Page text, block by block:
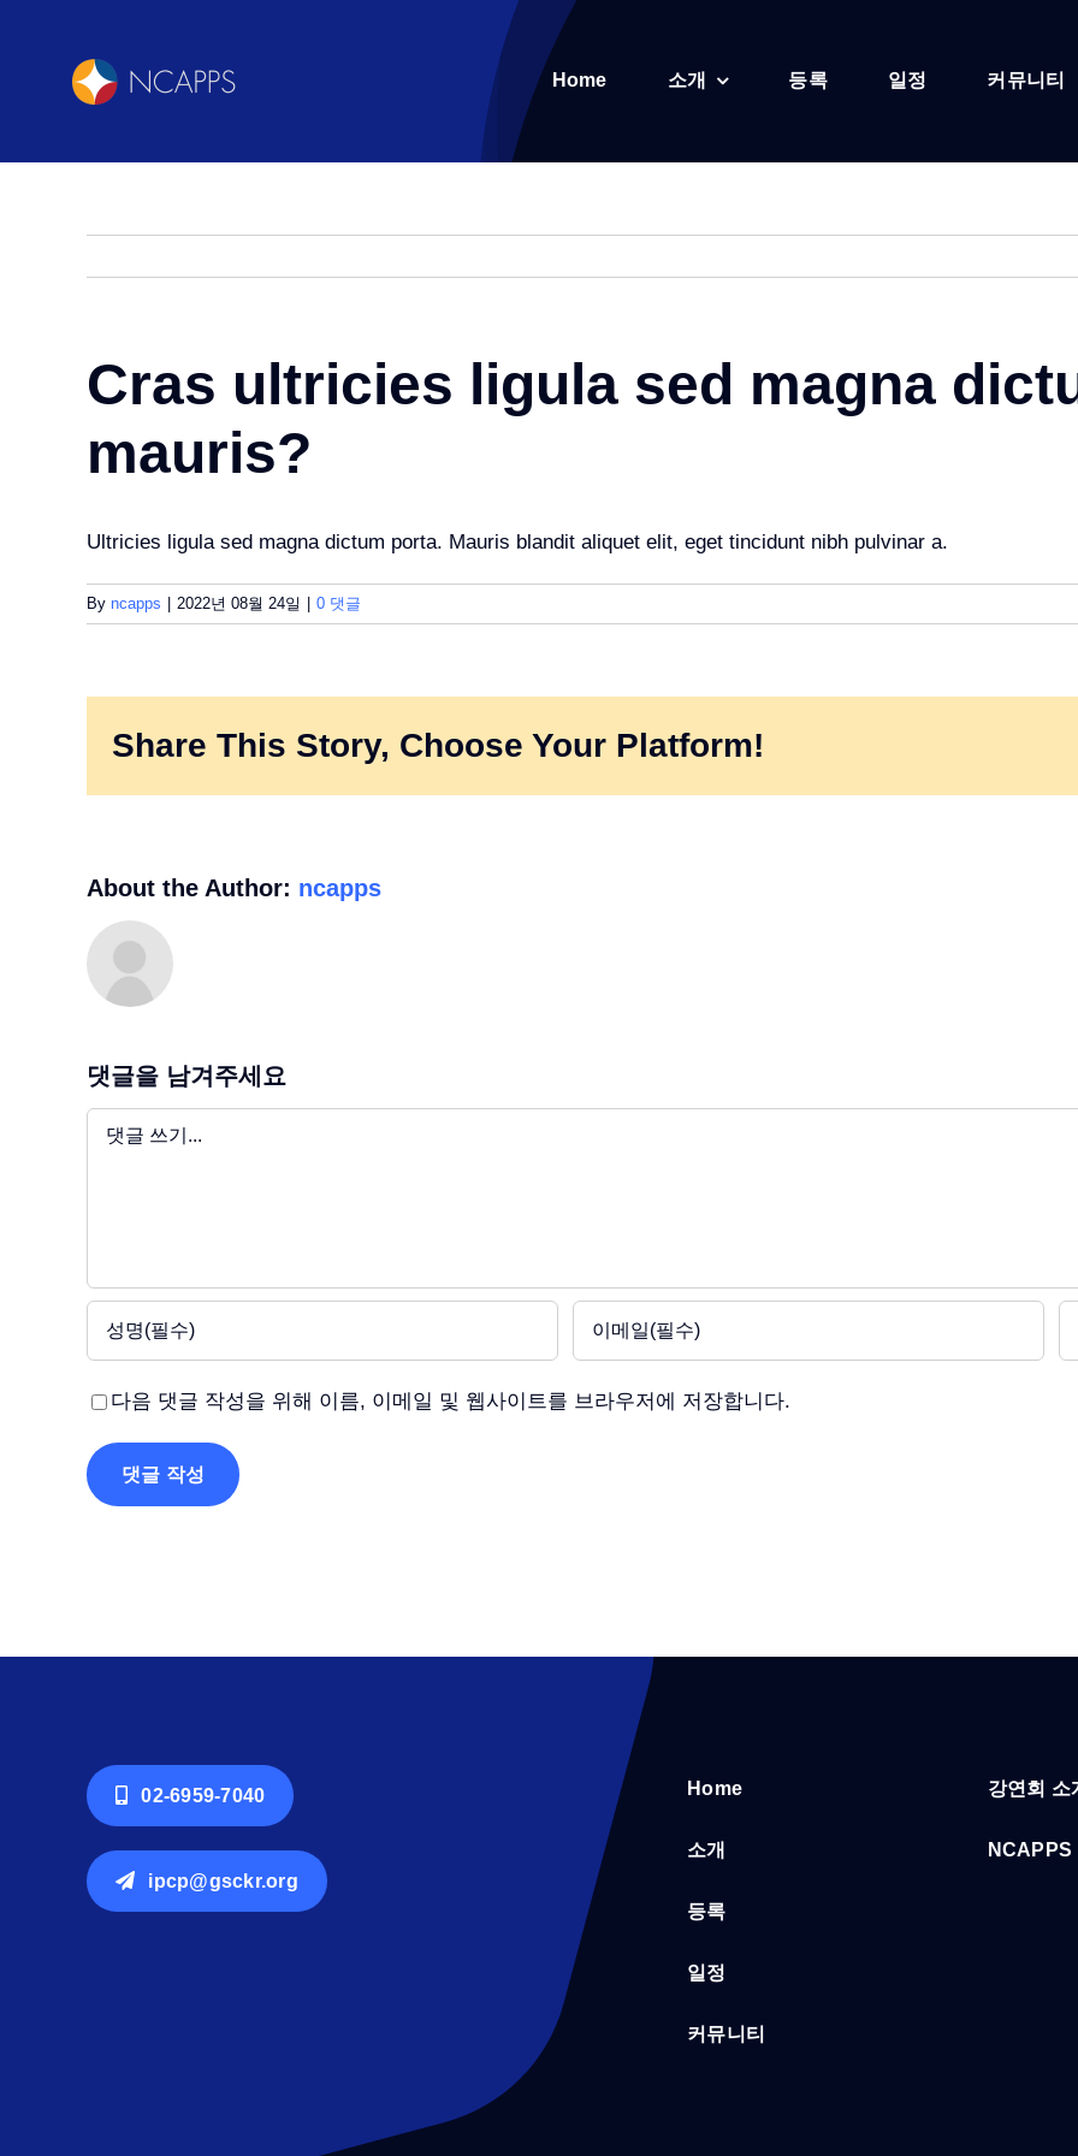
Home 소개 등록 일정 커뮤니티
Cras ultricies ligula sed magna
mauris?
Ultricies ligula sed magna dictum porta. Mauris blandit aliquet elit, eget tincidunt nibh pulvinar a.
By ncapps 2022년 08월 24일 0 댓글
Share This Story, Choose Your Platform!
About the Author: ncapps
댓글을 남겨주세요
다음 댓글 작성을 위해 이름, 이메일 및 웹사이트를 브라우저에 저장합니다.
02-6959-7040
ipcp@gsckr.org
Home
소개
등록
일정
커뮤니티
강연회 소
NCAPPS